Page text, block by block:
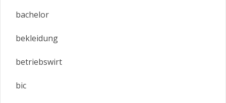
bachelor
bekleidung
betriebswirt
bic